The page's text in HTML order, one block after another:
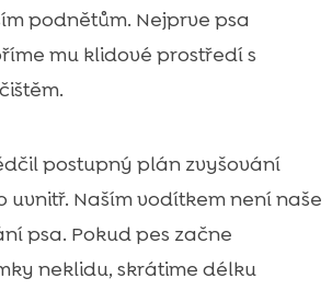
podnětům. Nejprve psa
mu klidové prostředí s
postupný plán zvyšování
uvnitř. Naším vodítkem není naše
psa. Pokud pes začne
neklidu, skrátime délku